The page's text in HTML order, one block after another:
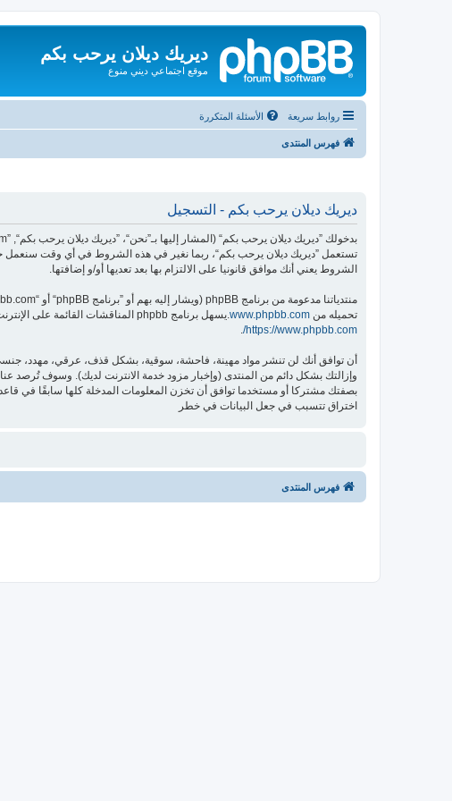
ديريك ديلان يرحب بكم
موقع اجتماعي ديني منوع
روابط سريعة الأسئلة المتكررة
فهرس المنتدى
ديريك ديلان يرحب بكم - التسجيل
تستعمل ”ديريك ديلان يرحب بكم“، ربما نغير في هذه الشروط في أي وقت سنعمل
الشروط يعني أنك موافق قانونيا على الالتزام بها بعد تعديها أو/و إضافتها.
منتدياتنا مدعومة من برنامج phpBB (ويشار إليه بهم أو ”برنامج phpBB“ أو “www.phpbb.com” أو ”phpBB Limited“ أو ”phpBB Teams“) وهو برنامج منتديات مرخص تحت “
تحميله من www.phpbb.com.يسهل برنامج phpbb المناقشات القائمة على الإنترنت ؛ phpbb Limited ليست مسؤوله عن السماح و/أو عدم السماح بالمحتوى و/أو السلوك المباح. لمزيد من المعلومات حول phpbb اطلع على
https://www.phpbb.com/
.
أن توافق أنك لن تنشر مواد مهينة، فاحشة، سوقية، بشكل قذف، عرقي، مهدد،
وإزالتك بشكل دائم من المنتدى (وإخبار مزود خدمة الانترنت لديك). وسوف تُرصد
اختراق تتسبب في جعل البيانات في خطر
فهرس المنتدى